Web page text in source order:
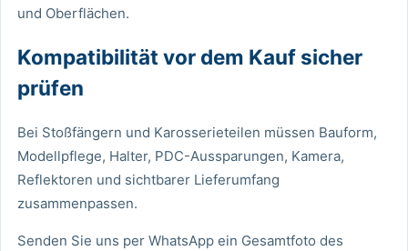
und Oberflächen.
Kompatibilität vor dem Kauf sicher
prüfen
Bei Stoßfängern und Karosserieteilen müssen Bauform,
Modellpflege, Halter, PDC-Aussparungen, Kamera,
Reflektoren und sichtbarer Lieferumfang
zusammenpassen.
Senden Sie uns per WhatsApp ein Gesamtfoto des